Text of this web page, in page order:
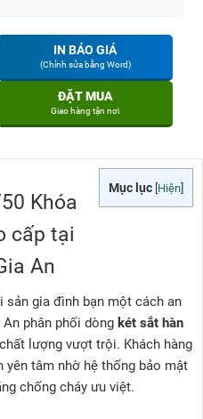
IN BÁO GIÁ
(Chỉnh sửa bằng Word)
ĐẶT MUA
Giao hàng tận nơi
Mục lục Hiện
Khóa
cấp tại
An
sản gia đình bạn một cách an
phân phối dòng két sắt hàn
lượng vượt trội. Khách hàng
yên tâm nhờ hệ thống bảo mật
chống cháy ưu việt.